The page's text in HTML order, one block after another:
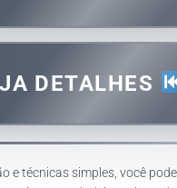
DETALHES
e técnicas simples, você